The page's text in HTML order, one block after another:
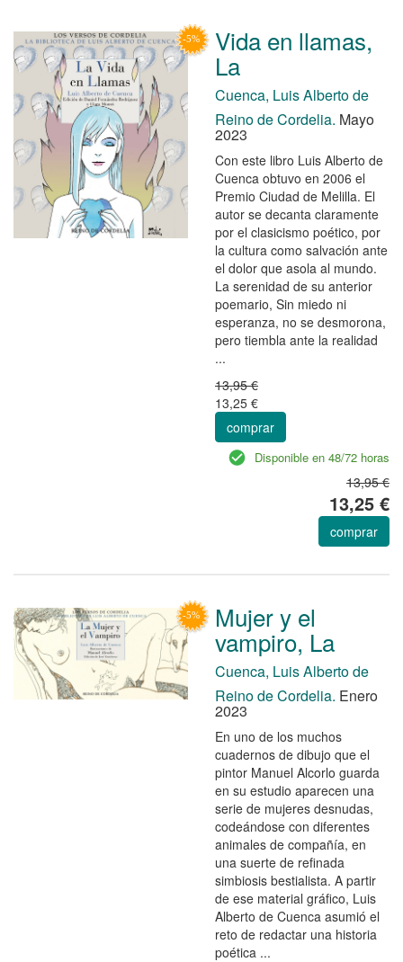
Vida en llamas,
La
Cuenca, Luis Alberto de
Reino de Cordelia. Mayo
2023
Con este libro Luis Alberto de
Cuenca obtuvo en 2006 el
Premio Ciudad de Melilla. El
autor se decanta claramente
por el clasicismo poético, por
la cultura como salvación ante
el dolor que asola al mundo.
La serenidad de su anterior
poemario, Sin miedo ni
esperanza, no se desmorona,
pero tiembla ante la realidad
...
13,95 €
13,25 €
comprar
Disponible en 48/72 horas
13,95 €
13,25 €
comprar
Mujer y el
vampiro, La
Cuenca, Luis Alberto de
Reino de Cordelia. Enero
2023
En uno de los muchos
cuadernos de dibujo que el
pintor Manuel Alcorlo guarda
en su estudio aparecen una
serie de mujeres desnudas,
codeándose con diferentes
animales de compañía, en
una suerte de refinada
simbiosis bestialista. A partir
de ese material gráfico, Luis
Alberto de Cuenca asumió el
reto de redactar una historia
poética ...